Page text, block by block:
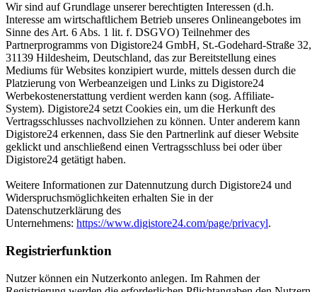
Wir sind auf Grundlage unserer berechtigten Interessen (d.h.
Interesse am wirtschaftlichem Betrieb unseres Onlineangebotes im
Sinne des Art. 6 Abs. 1 lit. f. DSGVO) Teilnehmer des
Partnerprogramms von Digistore24 GmbH, St.-Godehard-Straße 32,
31139 Hildesheim, Deutschland, das zur Bereitstellung eines
Mediums für Websites konzipiert wurde, mittels dessen durch die
Platzierung von Werbeanzeigen und Links zu Digistore24
Werbekostenerstattung verdient werden kann (sog. Affiliate-
System). Digistore24 setzt Cookies ein, um die Herkunft des
Vertragsschlusses nachvollziehen zu können. Unter anderem kann
Digistore24 erkennen, dass Sie den Partnerlink auf dieser Website
geklickt und anschließend einen Vertragsschluss bei oder über
Digistore24 getätigt haben.
Weitere Informationen zur Datennutzung durch Digistore24 und
Widerspruchsmöglichkeiten erhalten Sie in der
Datenschutzerklärung des
Unternehmens: https://www.digistore24.com/page/privacyl.
Registrierfunktion
Nutzer können ein Nutzerkonto anlegen. Im Rahmen der